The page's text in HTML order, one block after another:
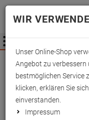
Wichtige
01.09.2026 -
Menü
WIR
Unser Online-Shop
Angebot zu verbessern
bestmöglichen Service
klicken, erklären Sie
einverstanden.
Impressum